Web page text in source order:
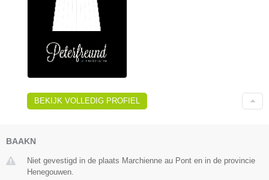
BEKIJK VOLLEDIG PROFIEL
BAAKN
Niet gevestigd in de plaats Marchienne au Pont en in de provincie
Henegouwen.